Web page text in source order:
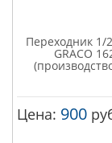
Переходник 1/
GRACO
Цена: 900